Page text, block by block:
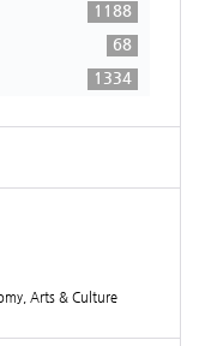
1188
68
1334
Arts & Culture